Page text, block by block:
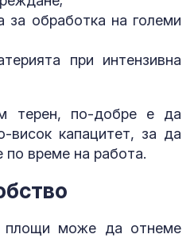
за обработка на големи
при интензивна
терен, по-добре е да
висок капацитет, за да
по време на работа.
площи може да отнеме